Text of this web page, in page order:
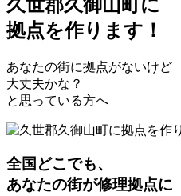
久世郡久御山町に
拠点を作ります！
あなたの街に拠点がないけど
大丈夫かな？
と思っている方へ
全国どこでも、
あなたの街が修理拠点に